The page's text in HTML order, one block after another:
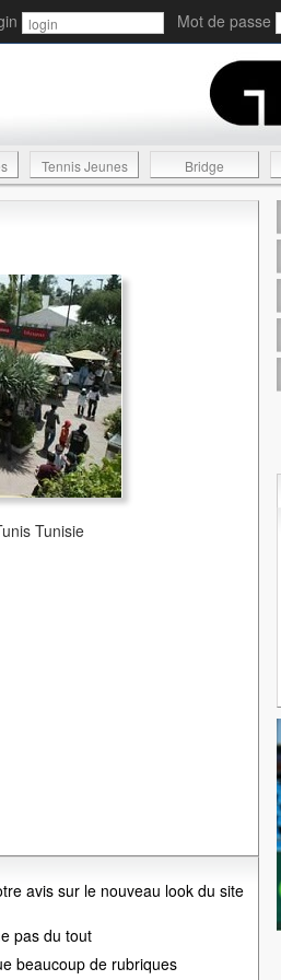
Mot de passe
Tennis Jeunes Bridge
Tunisie
avis sur le nouveau look du site
pas du tout
beaucoup de rubriques